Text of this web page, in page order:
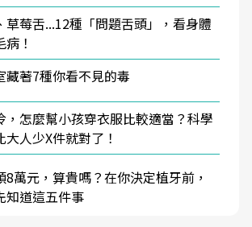
草莓舌...12種「問題舌頭」，看身體
！
藏著7種你看不見的毒
，怎麼幫小孩穿衣服比較適當？科學
大人少X件就對了！
8萬元，算貴嗎？在你決定植牙前，
知道這五件事